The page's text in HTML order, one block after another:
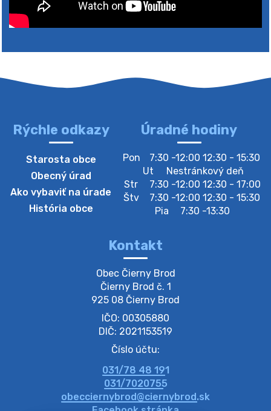
4. augusta 2026 10:05
Zberný dvor-Gyűjtőudvar
Oznamujeme obyvateľom, že v stredu 05. augusta
bude zberný dvor zatvorený. Értesítjük a lakosokat,
hogy szerdán augusztus 05-én a gyűjtőudvar zárva
lesz https://ciernybrod.sk?p=214…
Zber separovaného odpadu plastu-
Szeparált műanya…
Oznamujeme obyvateľom, že v stredu 05. augusta
prebehne zber separovaného odpadu plastu. Prosíme
obyvateľov, aby vrecia s odpadom vyložili pred dom už
večer vopred, nakoľko firma F…
4. augusta 2026 09:51
Oznámenie o plánovanom prerušení dodávky
elektri…
Oznamujeme Vám, že v určitých dňoch bude v
Rýchle odkazy
Starosta obce
Obecný úrad
Ako vybaviť na úrade
História obce
Úradné hodiny
Pon
7:30 -12:00 12:30 - 15:30
Ut
Nestránkový deň
Str
7:30 -12:00 12:30 - 17:00
Štv
7:30 -12:00 12:30 - 15:30
Pia
7:30 -13:30
Kontakt
Obec Čierny Brod
Čierny Brod č. 1
925 08 Čierny Brod
IČO: 00305880
DIČ: 2021153519
Číslo účtu:
031/78 48 191
031/7020755
obecciernybrod@ciernybrod.sk